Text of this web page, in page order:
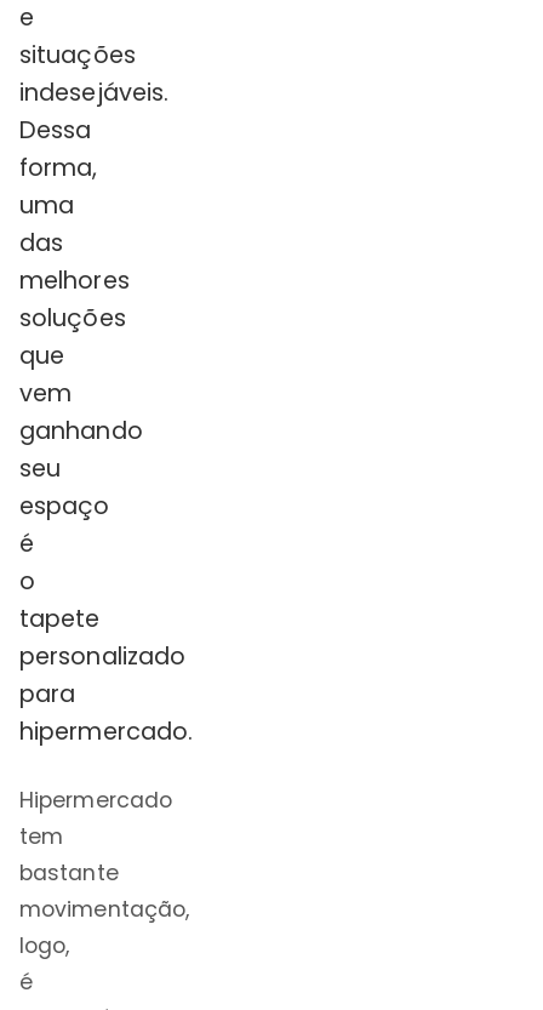
e
situações
indesejáveis.
Dessa
forma,
uma
das
melhores
soluções
que
vem
ganhando
seu
espaço
é
o
tapete
personalizado
para
hipermercado.
Hipermercado
tem
bastante
movimentação,
logo,
é